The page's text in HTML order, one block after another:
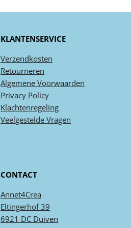
KLANTENSERVICE
Verzendkosten
Retourneren
Algemene Voorwaarden
Privacy Policy
Klachtenregeling
Veelgestelde Vragen
CONTACT
Annet4Crea
Eltingerhof 39
6921 DC Duiven